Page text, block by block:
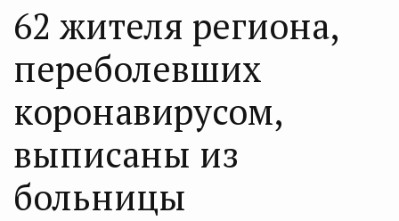
62 жителя региона,
переболевших
коронавирусом,
выписаны из
больницы